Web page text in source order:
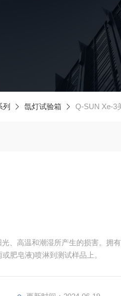
列 氙灯试验箱 Q-SUN Xe-3
、高温和潮湿所产生的损害。拥
肥皂液)喷淋到测试样品上。